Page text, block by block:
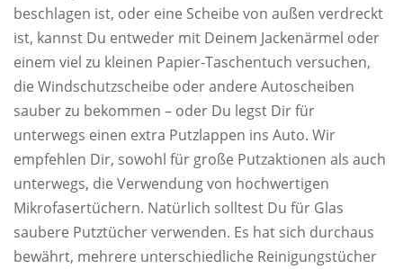
beschlagen ist, oder eine Scheibe von außen verdreckt
ist, kannst Du entweder mit Deinem Jackenärmel oder
einem viel zu kleinen Papier-Taschentuch versuchen,
die Windschutzscheibe oder andere Autoscheiben
sauber zu bekommen – oder Du legst Dir für
unterwegs einen extra Putzlappen ins Auto. Wir
empfehlen Dir, sowohl für große Putzaktionen als auch
unterwegs, die Verwendung von hochwertigen
Mikrofasertüchern. Natürlich solltest Du für Glas
saubere Putztücher verwenden. Es hat sich durchaus
bewährt, mehrere unterschiedliche Reinigungstücher